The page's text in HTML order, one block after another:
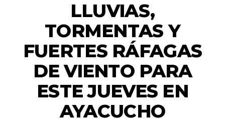
LLUVIAS,
TORMENTAS Y
FUERTES RÁFAGAS
DE VIENTO PARA
ESTE JUEVES EN
AYACUCHO